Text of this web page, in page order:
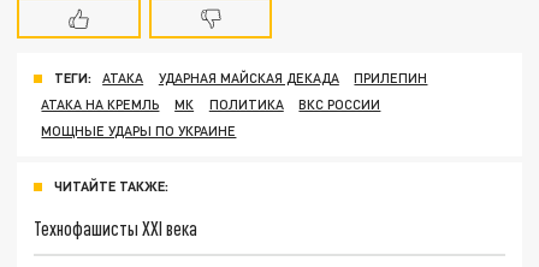
ТЕГИ: АТАКА УДАРНАЯ МАЙСКАЯ ДЕКАДА
ПРИЛЕПИН
АТАКА НА КРЕМЛЬ
МК ПОЛИТИКА
ВКС РОССИИ
МОЩНЫЕ УДАРЫ ПО УКРАИНЕ
ЧИТАЙТЕ ТАКЖЕ:
Технофашисты XXI века